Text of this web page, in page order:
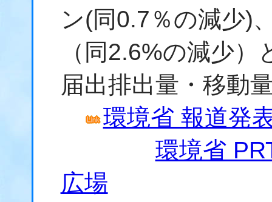
ン(同0.7％の減少)
（同2.6%の減少
届出排出量・移動
環境省 報道発
環境省
広場